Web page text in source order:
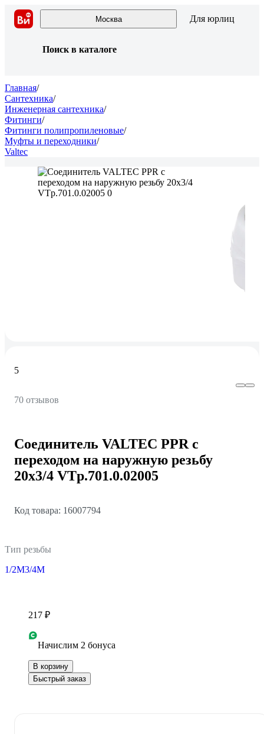
Москва Для юрлиц
Поиск в каталоге
Главная/
Сантехника/
Инженерная сантехника/
Фитинги/
Фитинги полипропиленовые/
Муфты и переходники/
Valtec
5
70 отзывов
Соединитель VALTEC PPR с
переходом на наружную резьбу
20х3/4 VTp.701.0.02005
Код товара: 16007794
Тип резьбы
1/2M3/4M
217 ₽
Начислим 2 бонуса
В корзину
Быстрый заказ